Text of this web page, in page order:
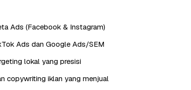
Ads (Facebook & Instagram)
Ads dan Google Ads/SEM
lokal yang presisi
copywriting iklan yang menjual